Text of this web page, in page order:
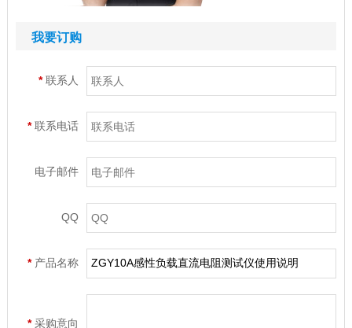
我要订购
*联系人
*联系电话
电子邮件
QQ
* 产品名称
*采购意向